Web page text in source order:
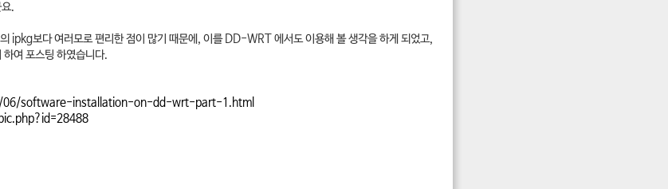
.
보다 여러모로 편리한 점이 많기 때문에, 이를 DD-WRT 에서도 이용해 볼 생각을 하게 되었고,
하여 포스팅 하였습니다.
06/software-installation-on-dd-wrt-part-1.html